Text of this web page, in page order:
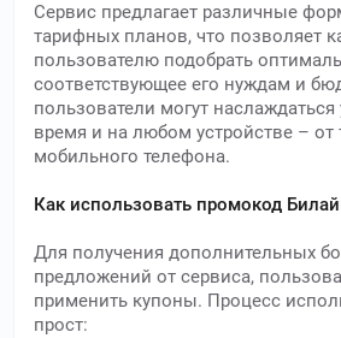
Сервис предлагает различные
тарифных планов, что позволяет
пользователю подобрать
соответствующее его нуждам и
пользователи могут
время и на любом устройстве – от
мобильного телефона.
Как использовать промокод
Для получения дополнительных
предложений от сервиса,
применить купоны. Процесс
прост: